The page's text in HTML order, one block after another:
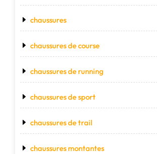
chaussures
chaussures de course
chaussures de running
chaussures de sport
chaussures de trail
chaussures montantes